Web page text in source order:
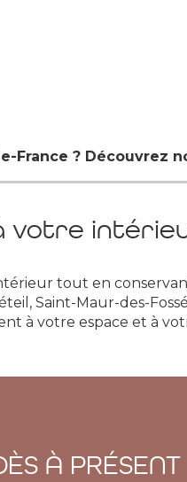
France ? Découvrez
votre
tout en
Saint-Maur-des-
à votre espace et à
À PRÉSENT